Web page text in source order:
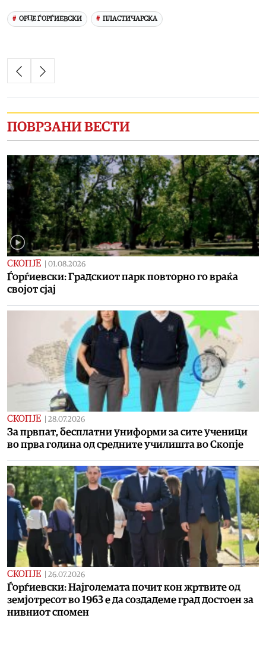
ОРЦЕ ЃОРЃИЕВСКИ ПЛАСТИЧАРСКА
ПОВРЗАНИ ВЕСТИ
СКОПЈЕ 01.08.2026
Ѓорѓиевски: Градскиот парк повторно го враќа
својот сјај
СКОПЈЕ 28.07.2026
За првпат, бесплатни униформи за сите ученици
во прва година од средните училишта во Скопје
СКОПЈЕ 26.07.2026
Ѓорѓиевски: Најголемата почит кон жртвите од
земјотресот во 1963 е да создадеме град достоен за
нивниот спомен